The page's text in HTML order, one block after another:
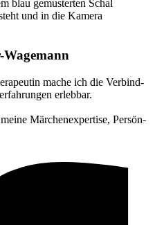
mache ich die Verbind­
erlebbar.
Märchen­expertise, Persön­